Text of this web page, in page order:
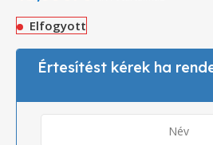
Elfogyott
Értesítést kérek ha